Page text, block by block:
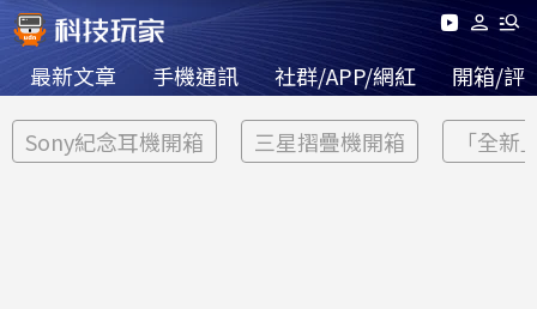
最新文章 手機通訊 社群/APP/網紅 開箱/評
Sony紀念耳機開箱 三星摺疊機開箱 「全新